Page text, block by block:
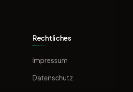
Rechtliches
Impressum
Datenschutz